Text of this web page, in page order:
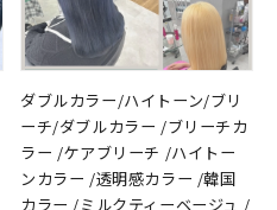
ダブルカラー/ハイトーン/ブリ
ーチ/ダブルカラー /ブリーチカ
ラー /ケアブリーチ /ハイトー
ンカラー /透明感カラー /韓国
カラー /ミルクティーベージュ /